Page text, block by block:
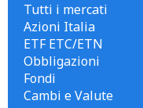
Tutti i mercati
Azioni Italia
ETF ETC/ETN
Obbligazioni
Fondi
Cambi e Valute